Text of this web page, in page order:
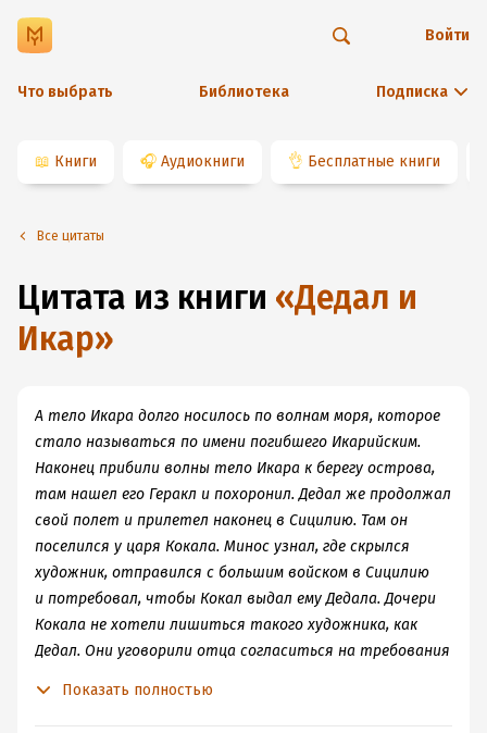
Что выбрать Библиотека Подписка
Войти
📖 Книги 🎧 Аудиокниги 👌 Бесплатные книги
Все цитаты
Цитата из книги «Дедал и
Икар»
А тело Икара долго носилось по волнам моря, которое
стало называться по имени погибшего Икарийским.
Наконец прибили волны тело Икара к берегу острова,
там нашел его Геракл и похоронил. Дедал же продолжал
свой полет и прилетел наконец в Сицилию. Там он
поселился у царя Кокала. Минос узнал, где скрылся
художник, отправился с большим войском в Сицилию
и потребовал, чтобы Кокал выдал ему Дедала. Дочери
Кокала не хотели лишиться такого художника, как
Дедал. Они уговорили отца согласиться на требования
Показать полностью